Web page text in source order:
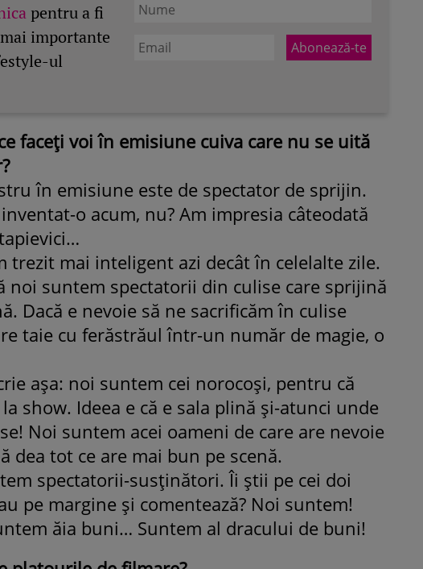
pentru a fi
importante
ul
faceți voi în emisiune cuiva care nu se uită
în emisiune este de spectator de sprijin.
o acum, nu? Am impresia câteodată
trezit mai inteligent azi decât în celelalte zile.
noi suntem spectatorii din culise care sprijină
Dacă e nevoie să ne sacrificăm în culise
taie cu ferăstrăul într-un număr de magie, o
așa: noi suntem cei norocoși, pentru că
show. Ideea e că e sala plină și-atunci unde
Noi suntem acei oameni de care are nevoie
dea tot ce are mai bun pe scenă.
spectatorii-susținători. Îi știi pe cei doi
pe margine și comentează? Noi suntem!
ăia buni… Suntem al dracului de buni!
Fiica Iuliei Albu și a lui Mihai
strălucit la banchet. Mikaela a
purtat o rochie creată de
mamă și i-a împrumutat
Valentino: „M-am simțit ca o